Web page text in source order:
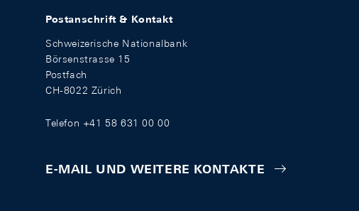
Postanschrift & Kontakt
Schweizerische Nationalbank
Börsenstrasse 15
Postfach
CH-8022 Zürich
Telefon +41 58 631 00 00
E-MAIL UND WEITERE KONTAKTE